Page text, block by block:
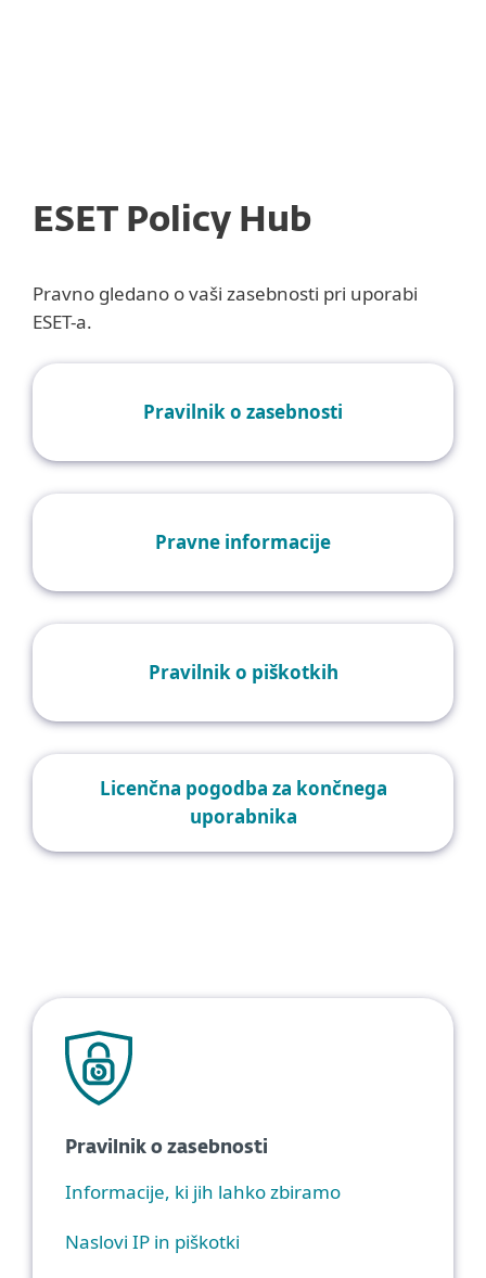
ESET Policy Hub
Pravno gledano o vaši zasebnosti pri uporabi
ESET-a.
Pravilnik o zasebnosti
Pravne informacije
Pravilnik o piškotkih
Licenčna pogodba za končnega
uporabnika
Pravilnik o zasebnosti
Informacije, ki jih lahko zbiramo
Naslovi IP in piškotki